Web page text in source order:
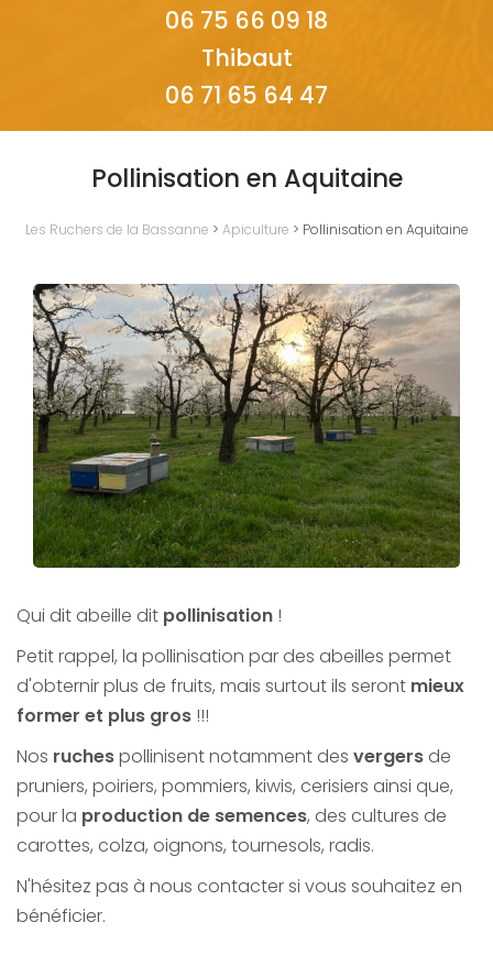
06 75 66 09 18
Thibaut
06 71 65 64 47
Pollinisation en Aquitaine
Les Ruchers de la Bassanne > Apiculture > Pollinisation en Aquitaine
Qui dit abeille dit pollinisation !
Petit rappel, la pollinisation par des abeilles permet
d'obternir plus de fruits, mais surtout ils seront mieux
former et plus gros !!!
Nos ruchespollinisent notamment des vergers de
pruniers, poiriers, pommiers, kiwis, cerisiers ainsi que,
pour la production de semences, des cultures de
carottes, colza, oignons, tournesols, radis.
N'hésitez pas à nous contacter si vous souhaitez en
bénéficier.